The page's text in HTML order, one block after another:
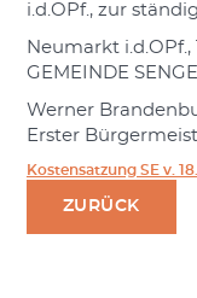
i.d.OPf., zur
Neumarkt i.d.OPf.,
GEMEINDE
Werner
Erster
Kostensatzung SE v.
ZURÜCK